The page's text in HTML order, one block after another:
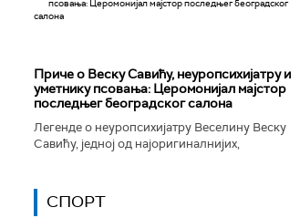
Приче о Веску Савићу, неуропсихијатру и
уметнику псовања: Церомонијал мајстор
последњег београдског салона
Легенде о неуропсихијатру Веселину Веску
Савићу, једној од најоригиналнијих,
Београду...
СПОРТ